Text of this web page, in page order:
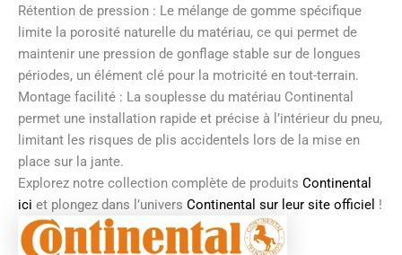
Rétention de pression : Le mélange de gomme spécifique
limite la porosité naturelle du matériau, ce qui permet de
maintenir une pression de gonflage stable sur de longues
périodes, un élément clé pour la motricité en tout-terrain.
Montage facilité : La souplesse du matériau Continental
permet une installation rapide et précise à l’intérieur du pneu,
limitant les risques de plis accidentels lors de la mise en
place sur la jante.
Explorez notre collection complète de produits Continental
ici et plongez dans l’univers Continental sur leur site officiel !